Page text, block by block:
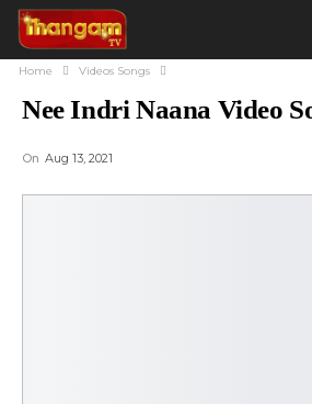
Home Videos Songs
Nee Indri Naana Video
On Aug 13, 2021